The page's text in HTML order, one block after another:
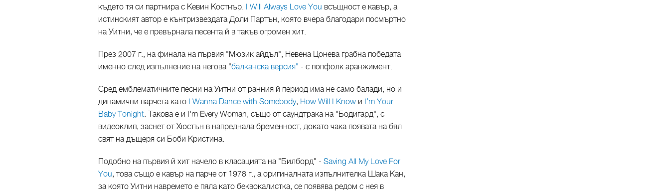
където тя си партнира с Кевин Костнър. I Will Always Love You всъщност е кавър, а
истинският автор е кънтризвездата Доли Партън, която вчера благодари посмъртно
на Уитни, че е превърнала песента й в такъв огромен хит.
През 2007 г., на финала на първия "Мюзик айдъл", Невена Цонева грабна победата
именно след изпълнение на негова "балканска версия" - с попфолк аранжимент.
Сред емблематичните песни на Уитни от ранния й период има не само балади, но и
динамични парчета като I Wanna Dance with Somebody, How Will I Know и I'm Your
Baby Tonight. Такова е и I'm Every Woman, също от саундтрака на "Бодигард", с
видеоклип, заснет от Хюстън в напреднала бременност, докато чака появата на бял
свят на дъщеря си Боби Кристина.
Подобно на първия й хит начело в класацията на "Билборд" - Saving All My Love For
You, това също е кавър на парче от 1978 г., а оригиналната изпълнителка Шака Кан,
за която Уитни навремето е пяла като беквокалистка, се появява редом с нея в